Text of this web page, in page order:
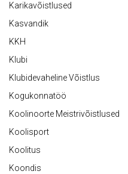
Karikavõistlused
Kasvandik
KKH
Klubi
Klubidevaheline Võistlus
Kogukonnatöö
Koolinoorte Meistrivõistlused
Koolisport
Koolitus
Koondis